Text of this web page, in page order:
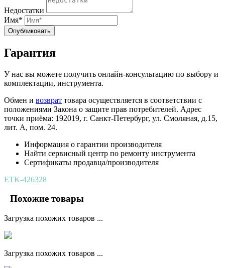
Недостатки
Имя*
Опубликовать
Гарантия
У нас вы можете получить онлайн-консультацию по выбору и
комплектации, инструмента.
Обмен и возврат товара осуществляется в соответствии с
положениями Закона о защите прав потребителей. Адрес
точки приёма: 192019, г. Санкт-Петербург, ул. Смоляная, д.15,
лит. А, пом. 24.
Информация о гарантии производителя
Найти сервисный центр по ремонту инструмента
Сертификаты продавца/производителя
ETK-426328
Похожие товары
Загрузка похожих товаров ...
Загрузка похожих товаров ...